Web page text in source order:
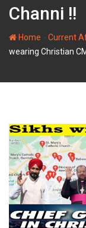
Channi !!
Home Current
wearing Christian